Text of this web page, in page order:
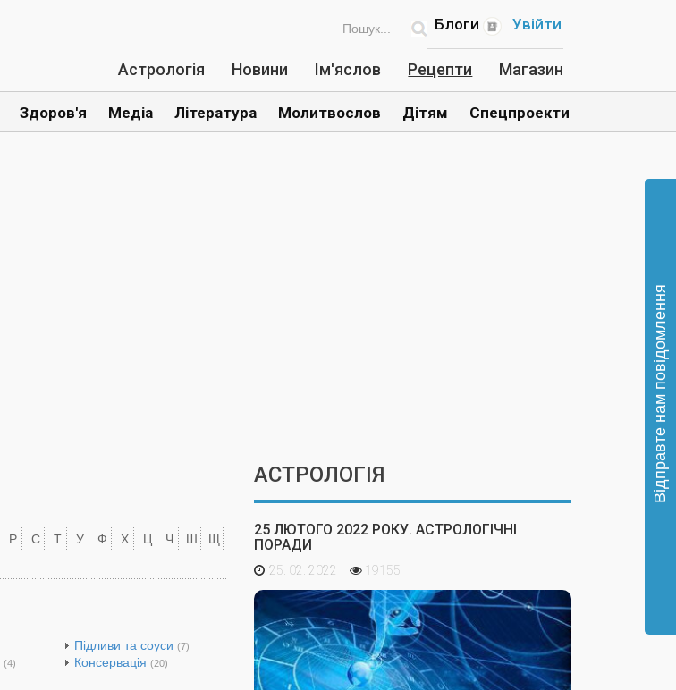
Увійти
Блоги
Астрологія Новини Ім'яслов Рецепти Магазин
Здоров'я Медіа Література Молитвослов Дітям Спецпроекти
Р С Т У Ф Х Ц Ч Ш
Щ
(4)
Підливи та соуси (7)
Консервація (20)
АСТРОЛОГІЯ
25 ЛЮТОГО 2022 РОКУ. АСТРОЛОГІЧНІ
ПОРАДИ
25. 02. 2022 19155
Відправте нам повідомлення